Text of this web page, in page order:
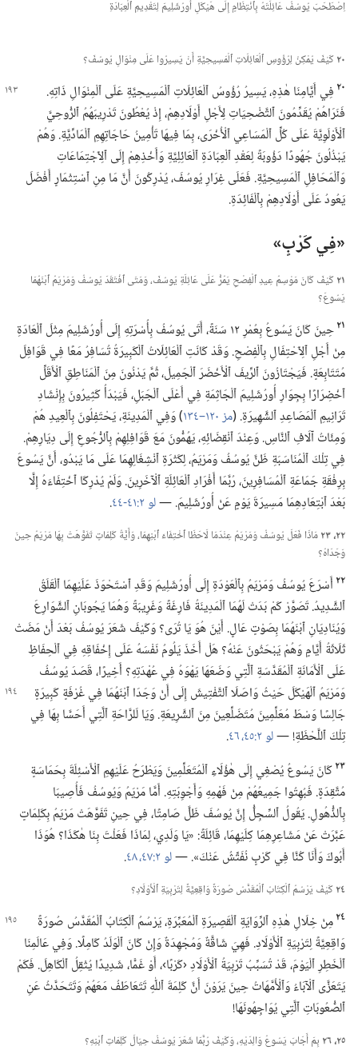
اِصْطَحَبَ يُوسُفُ عَائِلَتَهُ بِٱنْتِظَامٍ إِلَى هَيْكَلِ أُورُشَلِيمَ لِتَقْدِيمِ ٱلْعِبَادَةِ
٢٠كَيْفَ يُمْكِنُ لِرُؤُوسِ ٱلْعَائِلَاتِ ٱلْمَسِيحِيَّةِ أَنْ يَسِيرُوا عَلَى مِنْوَالِ يُوسُفَ؟‏
٢٠ فِي أَيَّامِنَا هٰذِهِ،‏ يَسِيرُ رُؤُوسُ ٱلْعَائِلَاتِ ٱلْمَسِيحِيَّةِ عَلَى ٱلْمِنْوَالِ ذَاتِهِ.‏
فَنَرَاهُمْ يُقَدِّمُونَ ٱلتَّضْحِيَاتِ لِأَجْلِ أَوْلَادِهِمْ،‏ إِذْ يُعْطُونَ تَدْرِيبَهُمُ ٱلرُّوحِيَّ
ٱلْأَوْلَوِيَّةَ عَلَى كُلِّ ٱلْمَسَاعِي ٱلْأُخْرَى،‏ بِمَا فِيهَا تَأْمِينُ حَاجَاتِهِمِ ٱلْمَادِّيَّةِ.‏ وَهُمْ
يَبْذُلُونَ جُهُودًا دَؤُوبَةً لِعَقْدِ ٱلْعِبَادَةِ ٱلْعَائِلِيَّةِ وَأَخْذِهِمْ إِلَى ٱلِٱجْتِمَاعَاتِ
وَٱلْمَحَافِلِ ٱلْمَسِيحِيَّةِ.‏ فَعَلَى غِرَارِ يُوسُفَ،‏ يُدْرِكُونَ أَنَّ مَا مِنِ ٱسْتِثْمَارٍ أَفْضَلَ
يَعُودُ عَلَى أَوْلَادِهِمْ بِٱلْفَائِدَةِ.‏
‏«فِي كَرْبٍ»‏
٢١كَيْفَ كَانَ مَوْسِمُ عِيدِ ٱلْفِصْحِ يَمُرُّ عَلَى عَائِلَةِ يُوسُفَ،‏ وَمَتَى ٱفْتَقَدَ يُوسُفُ وَمَرْيَمُ ٱبْنَهُمَا
يَسُوعَ؟‏
٢١
حِينَ كَانَ يَسُوعُ بِعُمْرِ ١٢ سَنَةً،‏ أَتَى يُوسُفُ بِأُسْرَتِهِ إِلَى أُورُشَلِيمَ مِثْلَ ٱلْعَادَةِ
مِنْ أَجْلِ ٱلِٱحْتِفَالِ بِٱلْفِصْحِ.‏ وَقَدْ كَانَتِ ٱلْعَائِلَاتُ ٱلْكَبِيرَةُ تُسَافِرُ مَعًا فِي قَوَافِلَ
مُتَتَابِعَةٍ.‏ فَيَجْتَازُونَ ٱلرِّيفَ ٱلْأَخْضَرَ ٱلْجَمِيلَ،‏ ثُمَّ يَدْنُونَ مِنَ ٱلْمَنَاطِقِ ٱلْأَقَلِّ
ٱخْضِرَارًا بِجِوَارِ أُورُشَلِيمَ ٱلْجَاثِمَةِ فِي أَعْلَى ٱلْجَبَلِ،‏ فَيَبْدَأُ كَثِيرُونَ بِإِنْشَادِ
تَرَانِيمِ ٱلْمَصَاعِدِ ٱلشَّهِيرَةِ.‏ (‏مز ١٢٠–‏١٣٤
‏)‏ وَفِي ٱلْمَدِينَةِ،‏ يَحْتَفِلُونَ بِٱلْعِيدِ هُمْ
وَمِئَاتُ آلَافِ ٱلنَّاسِ.‏ وَعِنْدَ ٱنْقِضَائِهِ،‏ يَهُمُّونَ مَعَ قَوَافِلِهِمْ بِٱلرُّجُوعِ إِلَى دِيَارِهِمْ.‏
فِي تِلْكَ ٱلْمُنَاسَبَةِ ظَنَّ يُوسُفُ وَمَرْيَمُ،‏ لِكَثْرَةِ ٱنْشِغَالِهِمَا عَلَى مَا يَبْدُو،‏ أَنَّ يَسُوعَ
بِرِفْقَةِ جَمَاعَةِ ٱلْمُسَافِرِينَ،‏ رُبَّمَا أَفْرَادِ ٱلْعَائِلَةِ ٱلْآخَرِينَ.‏ وَلَمْ يُدْرِكَا ٱخْتِفَاءَهُ إِلَّا
بَعْدَ ٱبْتِعَادِهِمَا مَسِيرَةَ يَوْمٍ عَنْ أُورُشَلِيمَ.‏ —‏لو ٢:‏​٤١-‏٤٤ ‏.‏
٢٢،‏ ٢٣
مَاذَا فَعَلَ يُوسُفُ وَمَرْيَمُ عِنْدَمَا لَاحَظَا ٱخْتِفَاءَ ٱبْنِهِمَا،‏ وَأَيَّةُ كَلِمَاتٍ تَفَوَّهَتْ بِهَا مَرْيَمُ حِينَ
وَجَدَاهُ؟‏
٢٢ أَسْرَعَ يُوسُفُ وَمَرْيَمُ بِٱلْعَوْدَةِ إِلَى أُورُشَلِيمَ وَقَدِ ٱسْتَحْوَذَ عَلَيْهِمَا ٱلْقَلَقُ
ٱلشَّدِيدُ.‏ تَصَوَّرْ كَمْ بَدَتْ لَهُمَا ٱلْمَدِينَةُ فَارِغَةً وَغَرِيبَةً وَهُمَا يَجُوبَانِ ٱلشَّوَارِعَ
وَيُنَادِيَانِ ٱبْنَهُمَا بِصَوْتٍ عَالٍ.‏ أَيْنَ هُوَ يَا تُرَى؟‏ وَكَيْفَ شَعَرَ يُوسُفُ بَعْدَ أَنْ مَضَتْ
ثَلَاثَةُ أَيَّامٍ وَهُمْ يَبْحَثُونَ عَنْهُ؟‏ هَلْ أَخَذَ يَلُومُ نَفْسَهُ عَلَى إِخْفَاقِهِ فِي ٱلْحِفَاظِ
عَلَى ٱلْأَمَانَةِ ٱلْمُقَدَّسَةِ ٱلَّتِي وَضَعَهَا يَهْوَهُ فِي عُهْدَتِهِ؟‏ أَخِيرًا،‏ قَصَدَ يُوسُفُ
وَمَرْيَمُ ٱلْهَيْكَلَحَيْثُ وَاصَلَا ٱلتَّفْتِيشَ إِلَى أَنْ وَجَدَا ٱبْنَهُمَا فِي غُرْفَةٍ كَبِيرَةٍ
جَالِسًا وَسْطَ مُعَلِّمِينَ مُتَضَلِّعِينَ مِنَ ٱلشَّرِيعَةِ.‏ وَيَا لَلرَّاحَةِ ٱلَّتِي أَحَسَّا بِهَا فِي
تِلْكَ ٱللَّحْظَةِ!‏ —‏لو ٢:‏​٤٥،‏ ٤٦ ‏.‏
٢٣كَانَ يَسُوعُ يُصْغِي إِلَى هٰؤُلَاءِ ٱلْمُتَعَلِّمِينَ وَيَطْرَحُ عَلَيْهِمِ ٱلْأَسْئِلَةَ بِحَمَاسَةٍ
مُتَّقِدَةٍ.‏ فَبُهِتُوا جَمِيعُهُمْ مِنْ فَهْمِهِ وَأَجْوِبَتِهِ.‏ أَمَّا مَرْيَمُ وَيُوسُفُ فَأُصِيبَا
بِٱلذُّهُولِ.‏ يَقُولُ ٱلسِّجِلُّ إِنَّ يُوسُفَ ظَلَّ صَامِتًا،‏ فِي حِينِ تَفَوَّهَتْ مَرْيَمُ بِكَلِمَاتٍ
عَبَّرَتْ عَنْ مَشَاعِرِهِمَا كِلَيْهِمَا،‏ قَائِلَةً:‏ «يَا وَلَدِي،‏ لِمَاذَا فَعَلْتَ بِنَا هٰكَذَا؟‏ هُوَذَا
أَبُوكَ وَأَنَا كُنَّا فِي كَرْبٍ نُفَتِّشُ عَنْكَ».‏ —‏لو ٢:‏​٤٧،‏ ٤٨ ‏.‏
٢٤كَيْفَ يَرْسُمُ ٱلْكِتَابُ ٱلْمُقَدَّسُ صُورَةً وَاقِعِيَّةً لِتَرْبِيَةِ ٱلْأَوْلَادِ؟‏
٢٤مِنْ خِلَالِ هٰذِهِ ٱلرِّوَايَةِ ٱلْقَصِيرَةِ ٱلْمُعَبِّرَةِ،‏ يَرْسُمُ ٱلْكِتَابُ ٱلْمُقَدَّسُ صُورَةً
وَاقِعِيَّةً لِتَرْبِيَةِ ٱلْأَوْلَادِ.‏ فَهِيَ شَاقَّةٌ وَمُجْهِدَةٌ وَإِنْ كَانَ ٱلْوَلَدُ كَامِلًا.‏ وَفِي عَالَمِنَا
ٱلْخَطِرِ ٱلْيَوْمَ،‏ قَدْ تُسَبِّبُ تَرْبِيَةُ ٱلْأَوْلَادِ ‹كَرْبًا›،‏ أَوْ غَمًّا،‏ شَدِيدًا يُثْقِلُ ٱلْكَاهِلَ.‏ فَكَمْ
يَتَعَزَّى ٱلْآبَاءُ وَٱلْأُمَّهَاتُ حِينَ يَرَوْنَ أَنَّ كَلِمَةَ ٱللّٰهِ تَتَعَاطَفُ مَعَهُمْ وَتَتَحَدَّثُ عَنِ
ٱلصُّعُوبَاتِ ٱلَّتِي يُوَاجِهُونَهَا!‏
٢٥،‏ ٢٦
بِمَ أَجَابَ يَسُوعُ وَالِدَيْهِ،‏ وَكَيْفَ رُبَّمَا شَعَرَ يُوسُفُ حِيَالَ كَلِمَاتِ ٱبْنِهِ؟‏